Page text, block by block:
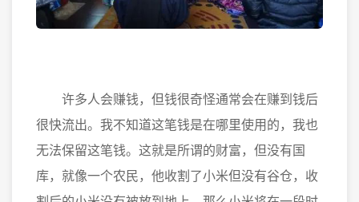
许多人会赚钱，但钱很奇怪通常会在赚到钱后
很快流出。我不知道这笔钱是在哪里使用的，我也
无法保留这笔钱。这就是所谓的财富，但没有国
库，就像一个农民，他收割了小米但没有谷仓，收